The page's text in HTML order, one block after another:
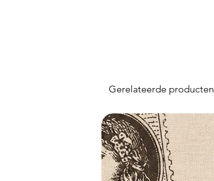
Gerelateerde producten